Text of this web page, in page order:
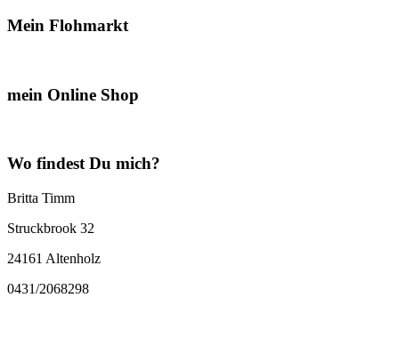
Mein Flohmarkt
mein Online Shop
Wo findest Du mich?
Britta Timm
Struckbrook 32
24161 Altenholz
0431/2068298